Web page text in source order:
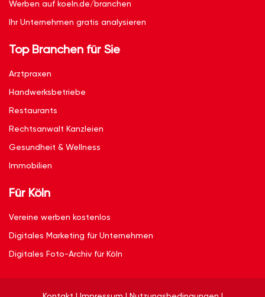
Werben auf koeln.de/branchen
Ihr Unternehmen gratis analysieren
Top Branchen für Sie
Arztpraxen
Handwerksbetriebe
Restaurants
Rechtsanwalt Kanzleien
Gesundheit & Wellness
Immobilien
Für Köln
Vereine werben kostenlos
Digitales Marketing für Unternehmen
Digitales Foto-Archiv für Köln